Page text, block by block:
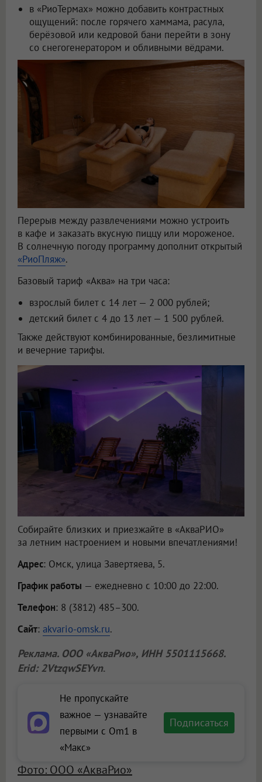
в «РиоТермах» можно добавить контрастных
ощущений: после горячего хаммама, расула,
берёзовой или кедровой бани перейти в зону
со снегогенератором и обливными вёдрами.
Перерыв между развлечениями можно устроить
в кафе и заказать вкусную пиццу или мороженое.
В солнечную погоду программу дополнит открытый
«РиоПляж».
Базовый тариф «Аква» на три часа:
взрослый билет с 14 лет — 2 000 рублей;
детский билет с 4 до 13 лет — 1 500 рублей.
Также действуют комбинированные, безлимитные
и вечерние тарифы.
Собирайте близких и приезжайте в «АкваРИО»
за летним настроением и новыми впечатлениями!
Адрес: Омск, улица Завертяева, 5.
График работы — ежедневно с 10:00 до 22:00.
Телефон: 8 (3812) 485–300.
Сайт: akvario-omsk.ru.
Реклама. ООО «АкваРио», ИНН 5501115668.
Erid: 2VtzqwSEYvn.
Не пропускайте
важное — узнавайте
первыми с Om1 в
«Макс»
Подписаться
Фото: ООО «АкваРио»